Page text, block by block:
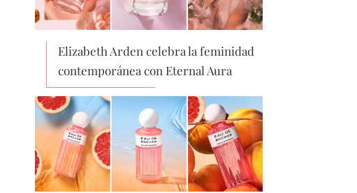
Elizabeth Arden celebra la feminidad
contemporánea con Eternal Aura